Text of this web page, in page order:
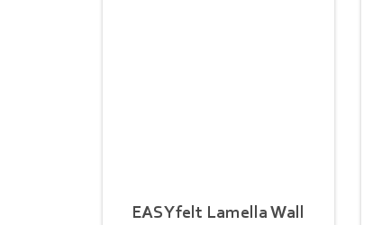
EASYfelt Lamella Wall